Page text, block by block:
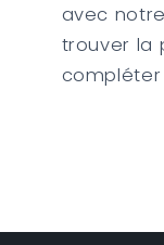
avec
trouver la